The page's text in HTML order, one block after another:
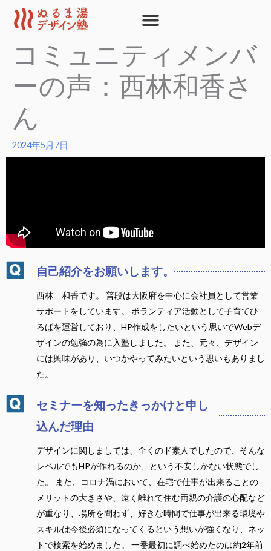
コミュニティメンバ
ーの声：西林和香さ
ん
2024年5月7日
自己紹介をお願いします。
西林 和香です。 普段は大阪府を中心に会社員として営業
サポートをしています。 ボランティア活動として子育てひ
ろばを運営しており、HP作成をしたいという思いでWebデ
ザインの勉強の為に入塾しました。 また、元々、デザイン
には興味があり、いつかやってみたいという思いもありまし
た。
セミナーを知ったきっかけと申し
込んだ理由
デザインに関しましては、全くのド素人でしたので、そんな
レベルでもHPが作れるのか、という不安しかない状態でし
た。 また、コロナ渦において、在宅で仕事が出来ることの
メリットの大きさや、遠く離れて住む両親の介護の心配など
が重なり、場所を問わず、好きな時間で仕事が出来る環境や
スキルは今後必須になってくるという想いが強くなり、ネッ
トで検索を始めました。 一番最初に調べ始めたのは約2年前